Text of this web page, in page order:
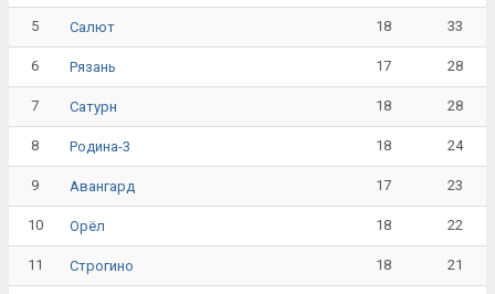
5 Салют 18 33
6 Рязань 17 28
7 Сатурн 18 28
8 Родина-3 18 24
9 Авангард 17 23
10 Орёл 18 22
11 Строгино 18 21